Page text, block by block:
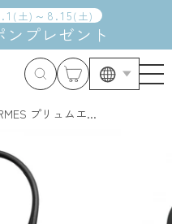
. 1 ( 土) ～ 8 . 15( 土)
ン プレゼント
プリュムエ...